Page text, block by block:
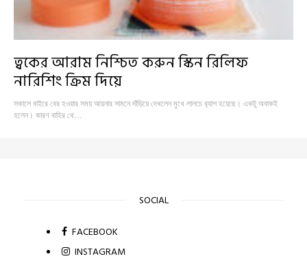
ত্বকের আরাম নিশ্চিত করুন স্কিন রিলিফ
নারিশিং ক্রিম দিয়ে
সকালে বাইরে বের হওয়ার সময় আয়নার সামনে দাঁড়িয়ে দেখলেন মুখে লালচে র‍্যাশ হয়েছে। একটু অবাকই
হলেন। কারণ বাহির থে…
SOCIAL
FACEBOOK
INSTAGRAM